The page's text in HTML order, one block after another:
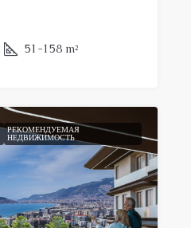
51-158 m²
РЕКОМЕНДУЕМАЯ
НЕДВИЖИМОСТЬ